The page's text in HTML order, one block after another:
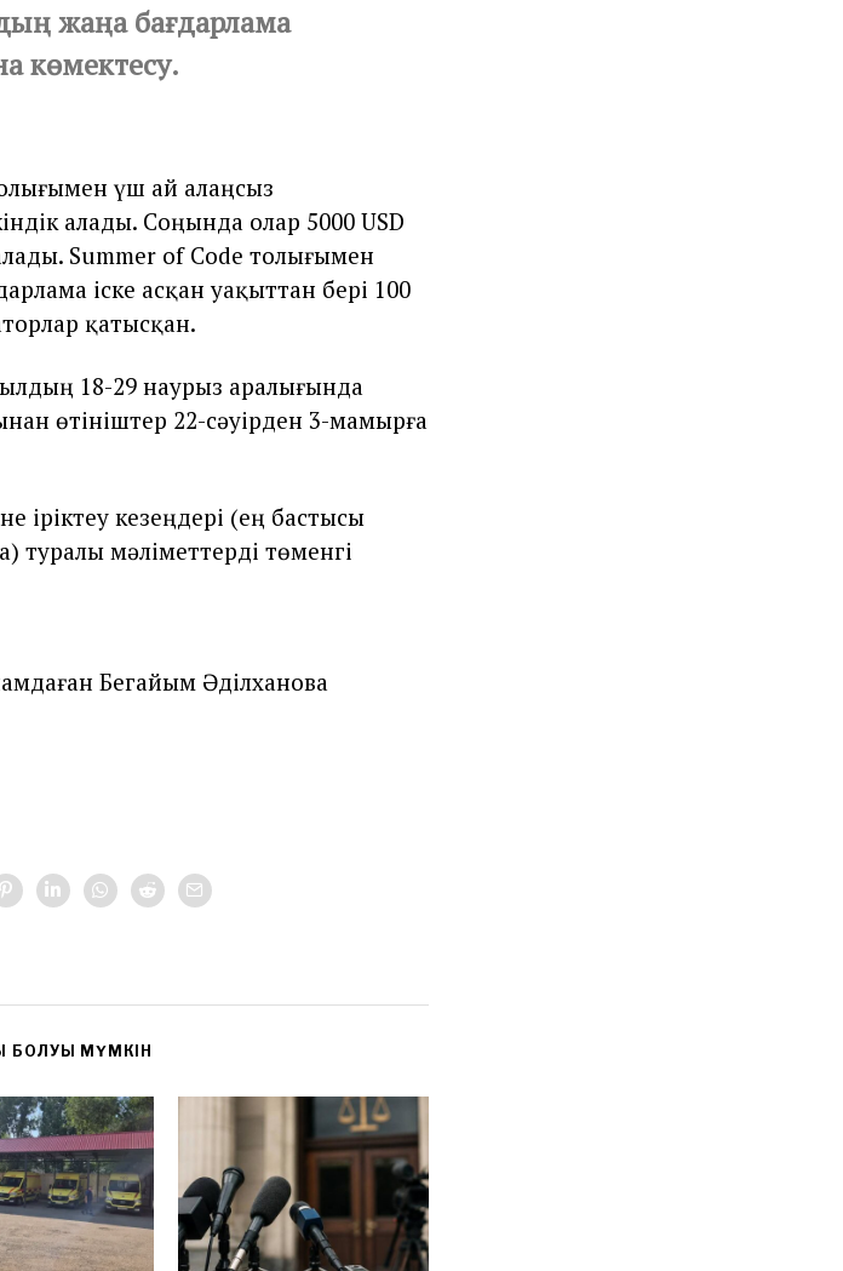
жаңа бағдарлама
көмектесу.
үш ай алаңсыз
алады. Соңында олар 5000 USD
Summer of Code толығымен
іске асқан уақыттан бері 100
қатысқан.
18-29 наурыз аралығында
өтініштер 22-сәуірден 3-мамырға
іріктеу кезеңдері (ең бастысы
туралы мәліметтерді төменгі
Бегайым Әділханова
БОЛУЫ МҮМКІН